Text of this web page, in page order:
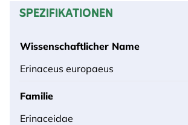
SPEZIFIKATIONEN
Wissenschaftlicher Name
Erinaceus europaeus
Familie
Erinaceidae